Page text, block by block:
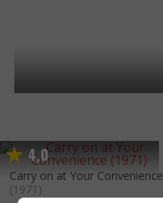
4,0
Carry on at Your Convenience
(1971)